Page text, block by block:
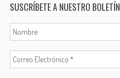
SUSCRÍBETE A NUESTRO BOLETÍN